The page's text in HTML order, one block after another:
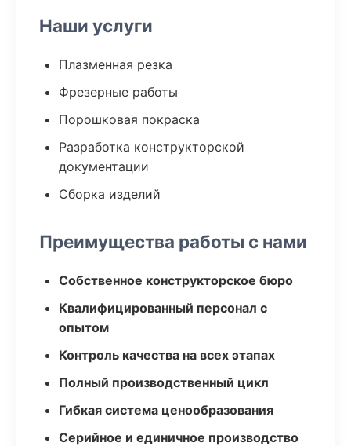
Наши услуги
Плазменная резка
Фрезерные работы
Порошковая покраска
Разработка конструкторской
документации
Сборка изделий
Преимущества работы с нами
Собственное конструкторское бюро
Квалифицированный персонал с
опытом
Контроль качества на всех этапах
Полный производственный цикл
Гибкая система ценообразования
Серийное и единичное производство